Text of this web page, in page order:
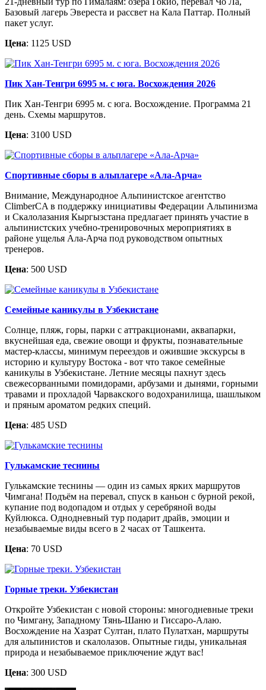
Базовый лагерь Эвереста и рассвет на Кала Паттар. Полный
пакет услуг.
Цена: 1125 USD
Пик Хан-Тенгри 6995 м. c юга. Восхождения 2026
Пик Хан-Тенгри 6995 м. с юга. Восхождение. Программа 21
день. Схемы маршрутов.
Цена: 3100 USD
Спортивные сборы в альплагере «Ала-Арча»
Внимание, Международное Альпинистское агентство
ClimberCA в поддержку инициативы Федерации Альпинизма
и Скалолазания Кыргызстана предлагает принять участие в
альпинистских учебно-тренировочных мероприятиях в
районе ущелья Ала-Арча под руководством опытных
тренеров.
Цена: 500 USD
Семейные каникулы в Узбекистане
Солнце, пляж, горы, парки с аттракционами, аквапарки,
вкуснейшая еда, свежие овощи и фрукты, познавательные
мастер-классы, минимум переездов и ожившие экскурсы в
историю и культуру Востока - вот что такое семейные
каникулы в Узбекистане. Летние месяцы пахнут здесь
свежесорванными помидорами, арбузами и дынями, горными
травами и прохладой Чарвакского водохранилища, шашлыком
и пряным ароматом редких специй.
Цена: 485 USD
Гулькамские теснины
Гулькамские теснины — один из самых ярких маршрутов
Чимгана! Подъём на перевал, спуск в каньон с бурной рекой,
купание под водопадом и отдых у серебряной воды
Куйлюкса. Однодневный тур подарит драйв, эмоции и
незабываемые виды всего в 2 часах от Ташкента.
Цена: 70 USD
Горные треки. Узбекистан
Откройте Узбекистан с новой стороны: многодневные треки
по Чимгану, Западному Тянь-Шаню и Гиссаро-Алаю.
Восхождение на Хазрат Султан, плато Пулатхан, маршруты
для альпинистов и скалолазов. Опытные гиды, уникальная
природа и незабываемое приключение ждут вас!
Цена: 300 USD